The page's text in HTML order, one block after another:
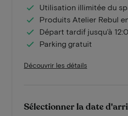
Utilisation illimitée du
Produits Atelier Rebul
Départ tardif jusqu'à
Parking gratuit
Découvrir les détails
Sélectionner la date